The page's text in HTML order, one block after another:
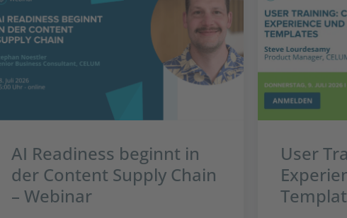
AI Readiness beginnt in
der Content Supply Chain
– Webinar
User